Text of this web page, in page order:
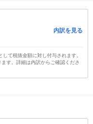
内訳を見る
て税抜金額に対し付与されます。
す。詳細は内訳からご確認くださ